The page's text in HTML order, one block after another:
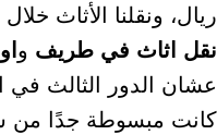
ريال، ونقلنا الأثاث
نقل اثاث في طريف و
عشان الدور الثالث في
كانت مبسوطة جدًا من